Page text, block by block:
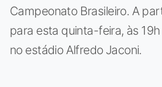
Campeonato Brasileiro. A
para esta quinta-feira, às
no estádio Alfredo Jaconi.